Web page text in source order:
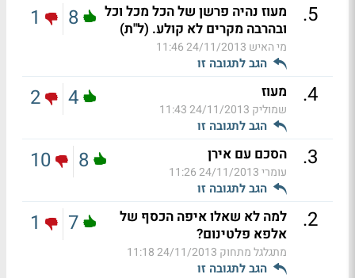
5
.
מעוז נהיה פרשן של הכל מכל וכל
ובהרבה מקרים לא קולע. (ל"ת)
מי האיש 24/11/2013 11:46
הגב לתגובה זו
8
1
4
. מעוז
שמוליק 24/11/2013 11:43
הגב לתגובה זו
4
2
3
. הסכם עם אירן
עומרי24/11/2013 11:26
הגב לתגובה זו
8
10
2
.
למה לא שאלו איפה הכסף של
אלפא פלטינום?
מתגלגל מתחוק 24/11/2013 11:18
הגב לתגובה זו
7
1